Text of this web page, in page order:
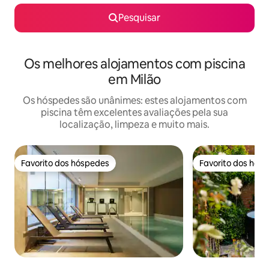
Pesquisar
Os melhores alojamentos com piscina
em Milão
Os hóspedes são unânimes: estes alojamentos com
piscina têm excelentes avaliações pela sua
localização, limpeza e muito mais.
Favorito dos hóspedes
Favorito dos hóspedes Favorito dos
Favorito dos